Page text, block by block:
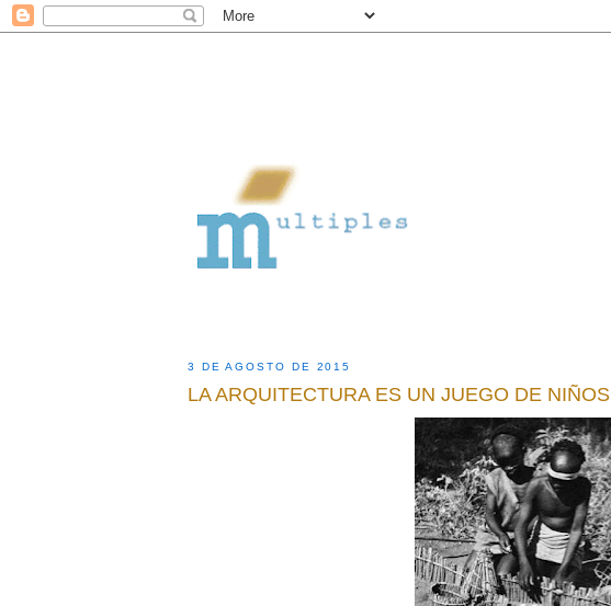
3 DE AGOSTO DE 2015
LA ARQUITECTURA ES UN JUEGO DE NIÑOS